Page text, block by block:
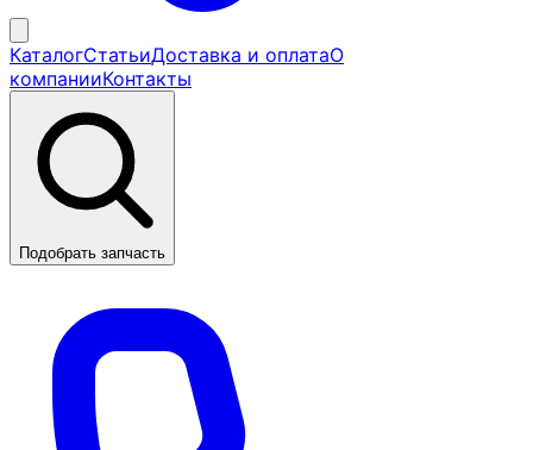
КаталогСтатьиДоставка и оплатаО
компанииКонтакты
Подобрать запчасть